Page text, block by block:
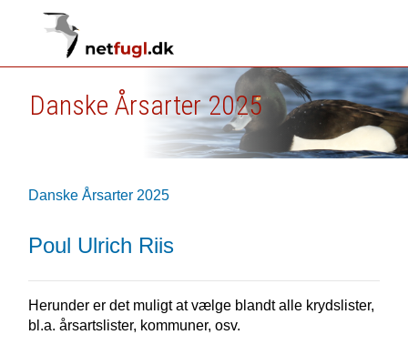
Danske Årsarter 2025
Danske Årsarter 2025
Poul Ulrich Riis
Herunder er det muligt at vælge blandt alle krydslister,
bl.a. årsartslister, kommuner, osv.